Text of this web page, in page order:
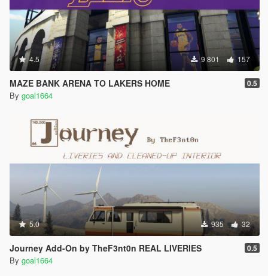
4.5 9 801 157
MAZE BANK ARENA TO LAKERS HOME 0.5
By goal1664
5.0 935 32
Journey Add-On by TheF3nt0n REAL LIVERIES 0.5
By goal1664